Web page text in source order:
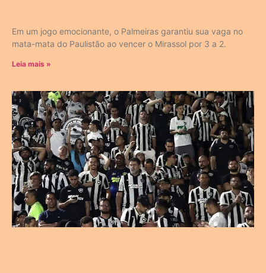
Em um jogo emocionante, o Palmeiras garantiu sua vaga no
mata-mata do Paulistão ao vencer o Mirassol por 3 a 2.
Leia mais »